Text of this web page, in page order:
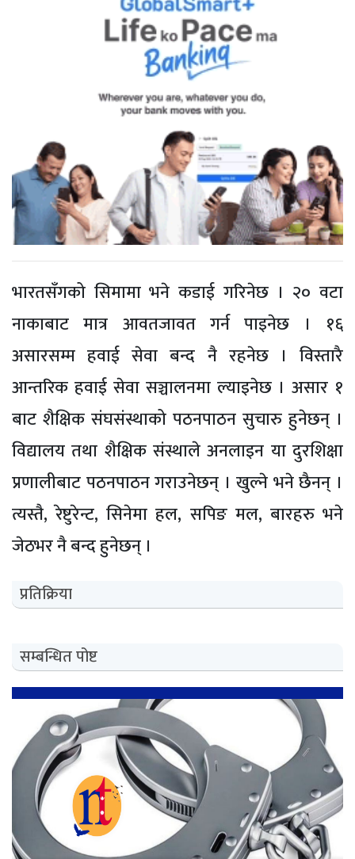
भारतसँगको सिमामा भने कडाई गरिनेछ । २० वटा
नाकाबाट मात्र आवतजावत गर्न पाइनेछ । १६
असारसम्म हवाई सेवा बन्द नै रहनेछ । विस्तारै
आन्तरिक हवाई सेवा सञ्चालनमा ल्याइनेछ । असार १
बाट शैक्षिक संघसंस्थाको पठनपाठन सुचारु हुनेछन् ।
विद्यालय तथा शैक्षिक संस्थाले अनलाइन या दुरशिक्षा
प्रणालीबाट पठनपाठन गराउनेछन् । खुल्ने भने छैनन् ।
त्यस्तै, रेष्टुरेन्ट, सिनेमा हल, सपिङ मल, बारहरु भने
जेठभर नै बन्द हुनेछन् ।
प्रतिक्रिया
सम्बन्धित पोष्ट